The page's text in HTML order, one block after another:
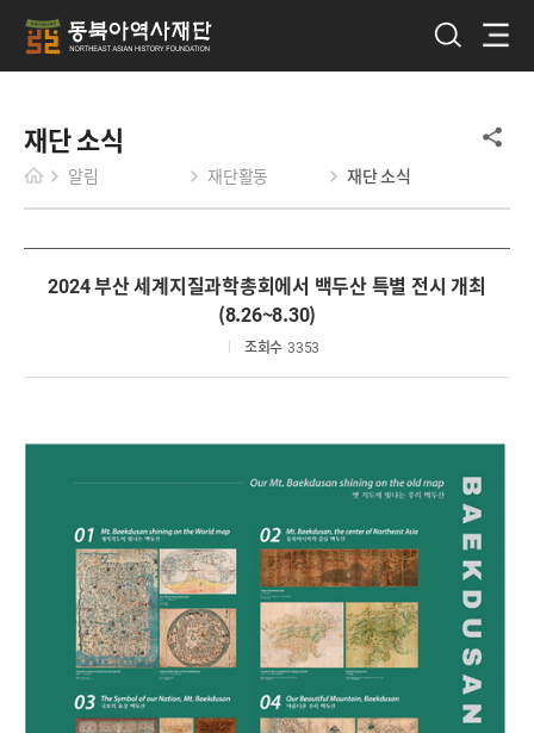
재단 소식
알림 재단활동 재단 소식
2024 부산 세계지질과학총회에서 백두산 특별 전시 개최
(8.26~8.30)
조회수 3353